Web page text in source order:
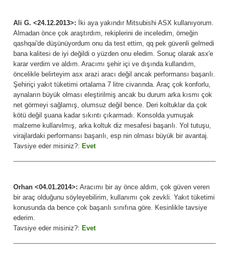
Ali G. <24.12.2013>: İki aya yakındır Mitsubishi ASX kullanıyorum.
Almadan önce çok araştırdım, rekiplerini de inceledim, örneğin
qashqai'de düşünüyordum onu da test ettim, qq pek güvenli gelmedi
bana kalitesi de iyi değildi o yüzden onu eledim. Sonuç olarak asx'e
karar verdim ve aldım. Aracımı şehir içi ve dışında kullandım,
öncelikle belirteyim asx arazi aracı değil ancak performansı başarılı.
Şehiriçi yakıt tüketimi ortalama 7 litre civarında. Araç çok konforlu,
aynaların büyük olması eleştirilmiş ancak bu durum arka kısmı çok
net görmeyi sağlamış, olumsuz değil bence. Deri koltuklar da çok
kötü değil şuana kadar sıkıntı çıkarmadı. Konsolda yumuşak
malzeme kullanılmış, arka koltuk diz mesafesi başarılı. Yol tutuşu,
virajlardaki performansı başarılı, esp nin olması büyük bir avantaj.
Tavsiye eder misiniz?: Evet
Orhan <04.01.2014>: Aracımı bir ay önce aldım, çok güven veren
bir araç olduğunu söyleyebilirim, kullanımı çok zevkli. Yakıt tüketimi
konusunda da bence çok başarılı sınıfına göre. Kesinlikle tavsiye
ederim.
Tavsiye eder misiniz?: Evet